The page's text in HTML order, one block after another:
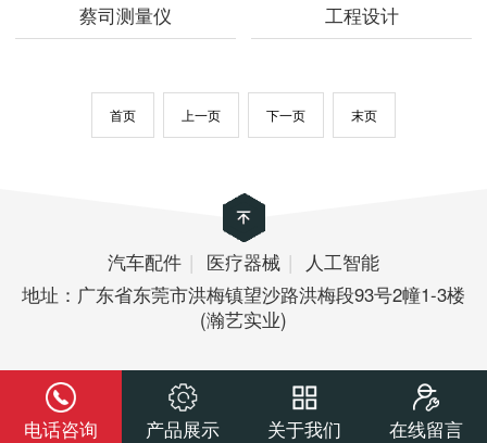
蔡司测量仪 工程设计
首页 上一页 下一页 末页
汽车配件 | 医疗器械 |
人工智能
地址：广东省东莞市洪梅镇望沙路洪梅段93号2幢1-3楼
(瀚艺实业)
电话咨询 产品展示 关于我们 在线留言